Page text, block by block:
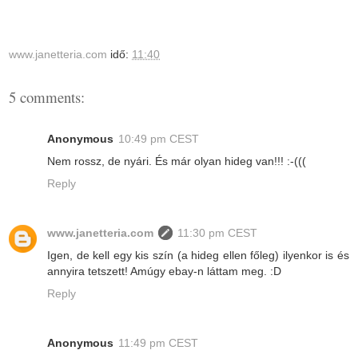
www.janetteria.com idő: 11:40
5 comments:
Anonymous 10:49 pm CEST
Nem rossz, de nyári. És már olyan hideg van!!! :-(((
Reply
www.janetteria.com
11:30 pm CEST
Igen, de kell egy kis szín (a hideg ellen főleg) ilyenkor is és
annyira tetszett! Amúgy ebay-n láttam meg. :D
Reply
Anonymous 11:49 pm CEST